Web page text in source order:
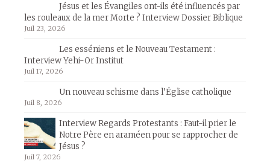
Jésus et les Évangiles ont-ils été influencés par
les rouleaux de la mer Morte ? Interview Dossier Biblique
Juil 23, 2026
Les esséniens et le Nouveau Testament :
Interview Yehi-Or Institut
Juil 17, 2026
Un nouveau schisme dans l’Église catholique
Juil 8, 2026
Interview Regards Protestants : Faut-il prier le
Notre Père en araméen pour se rapprocher de
Jésus ?
Juil 7, 2026